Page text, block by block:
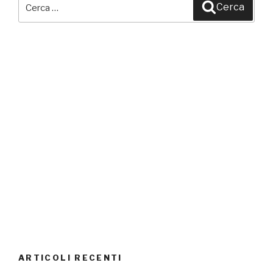
Cerca
ARTICOLI RECENTI